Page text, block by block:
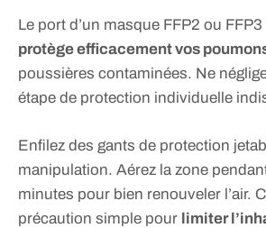
Le port d’un masque FFP2 ou
protège efficacement vos
poussières contaminées. Ne
étape de protection individuelle
Enfilez des gants de protection
manipulation. Aérez la zone
minutes pour bien renouveler l’air.
précaution simple pour limiter